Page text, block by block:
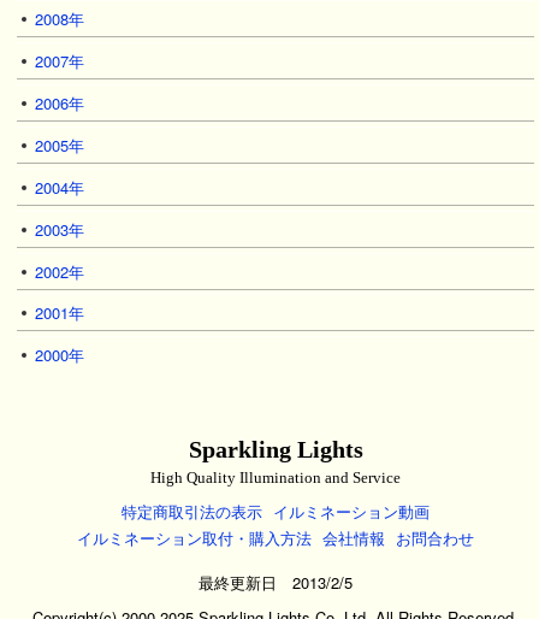
2008年
2007年
2006年
2005年
2004年
2003年
2002年
2001年
2000年
Sparkling Lights
High Quality Illumination and Service
特定商取引法の表示 イルミネーション動画
イルミネーション取付・購入方法 会社情報 お問合わせ
最終更新日 2013/2/5